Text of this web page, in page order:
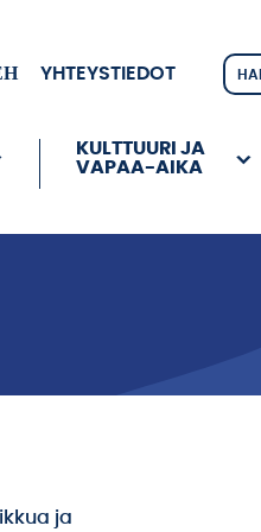
YHTEYSTIEDOT
KULTTUURI JA
VAPAA-AIKA
ja